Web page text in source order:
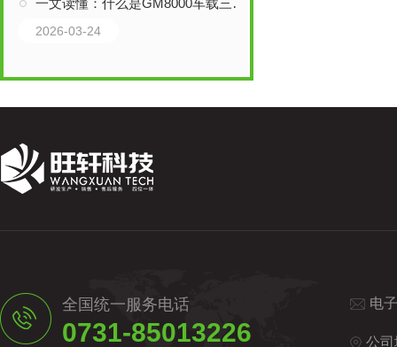
一文读懂：什么是GM8000车载三维探地雷达？
2026-03-24
全国统一服务电话
0731-85013226
电
公